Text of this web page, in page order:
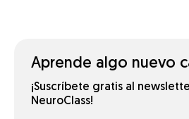
Aprende algo nuevo
¡Suscríbete gratis al
NeuroClass!